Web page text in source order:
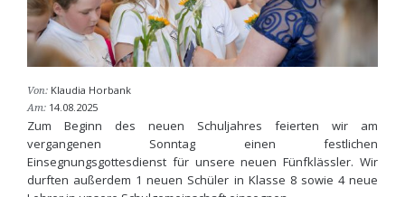
Von:Klaudia Horbank
Am: 14.08.2025
Zum Beginn des neuen Schuljahres feierten wir am
vergangenen Sonntag einen festlichen
Einsegnungsgottesdienst für unsere neuen Fünfklässler. Wir
durften außerdem 1 neuen Schüler in Klasse 8 sowie 4 neue